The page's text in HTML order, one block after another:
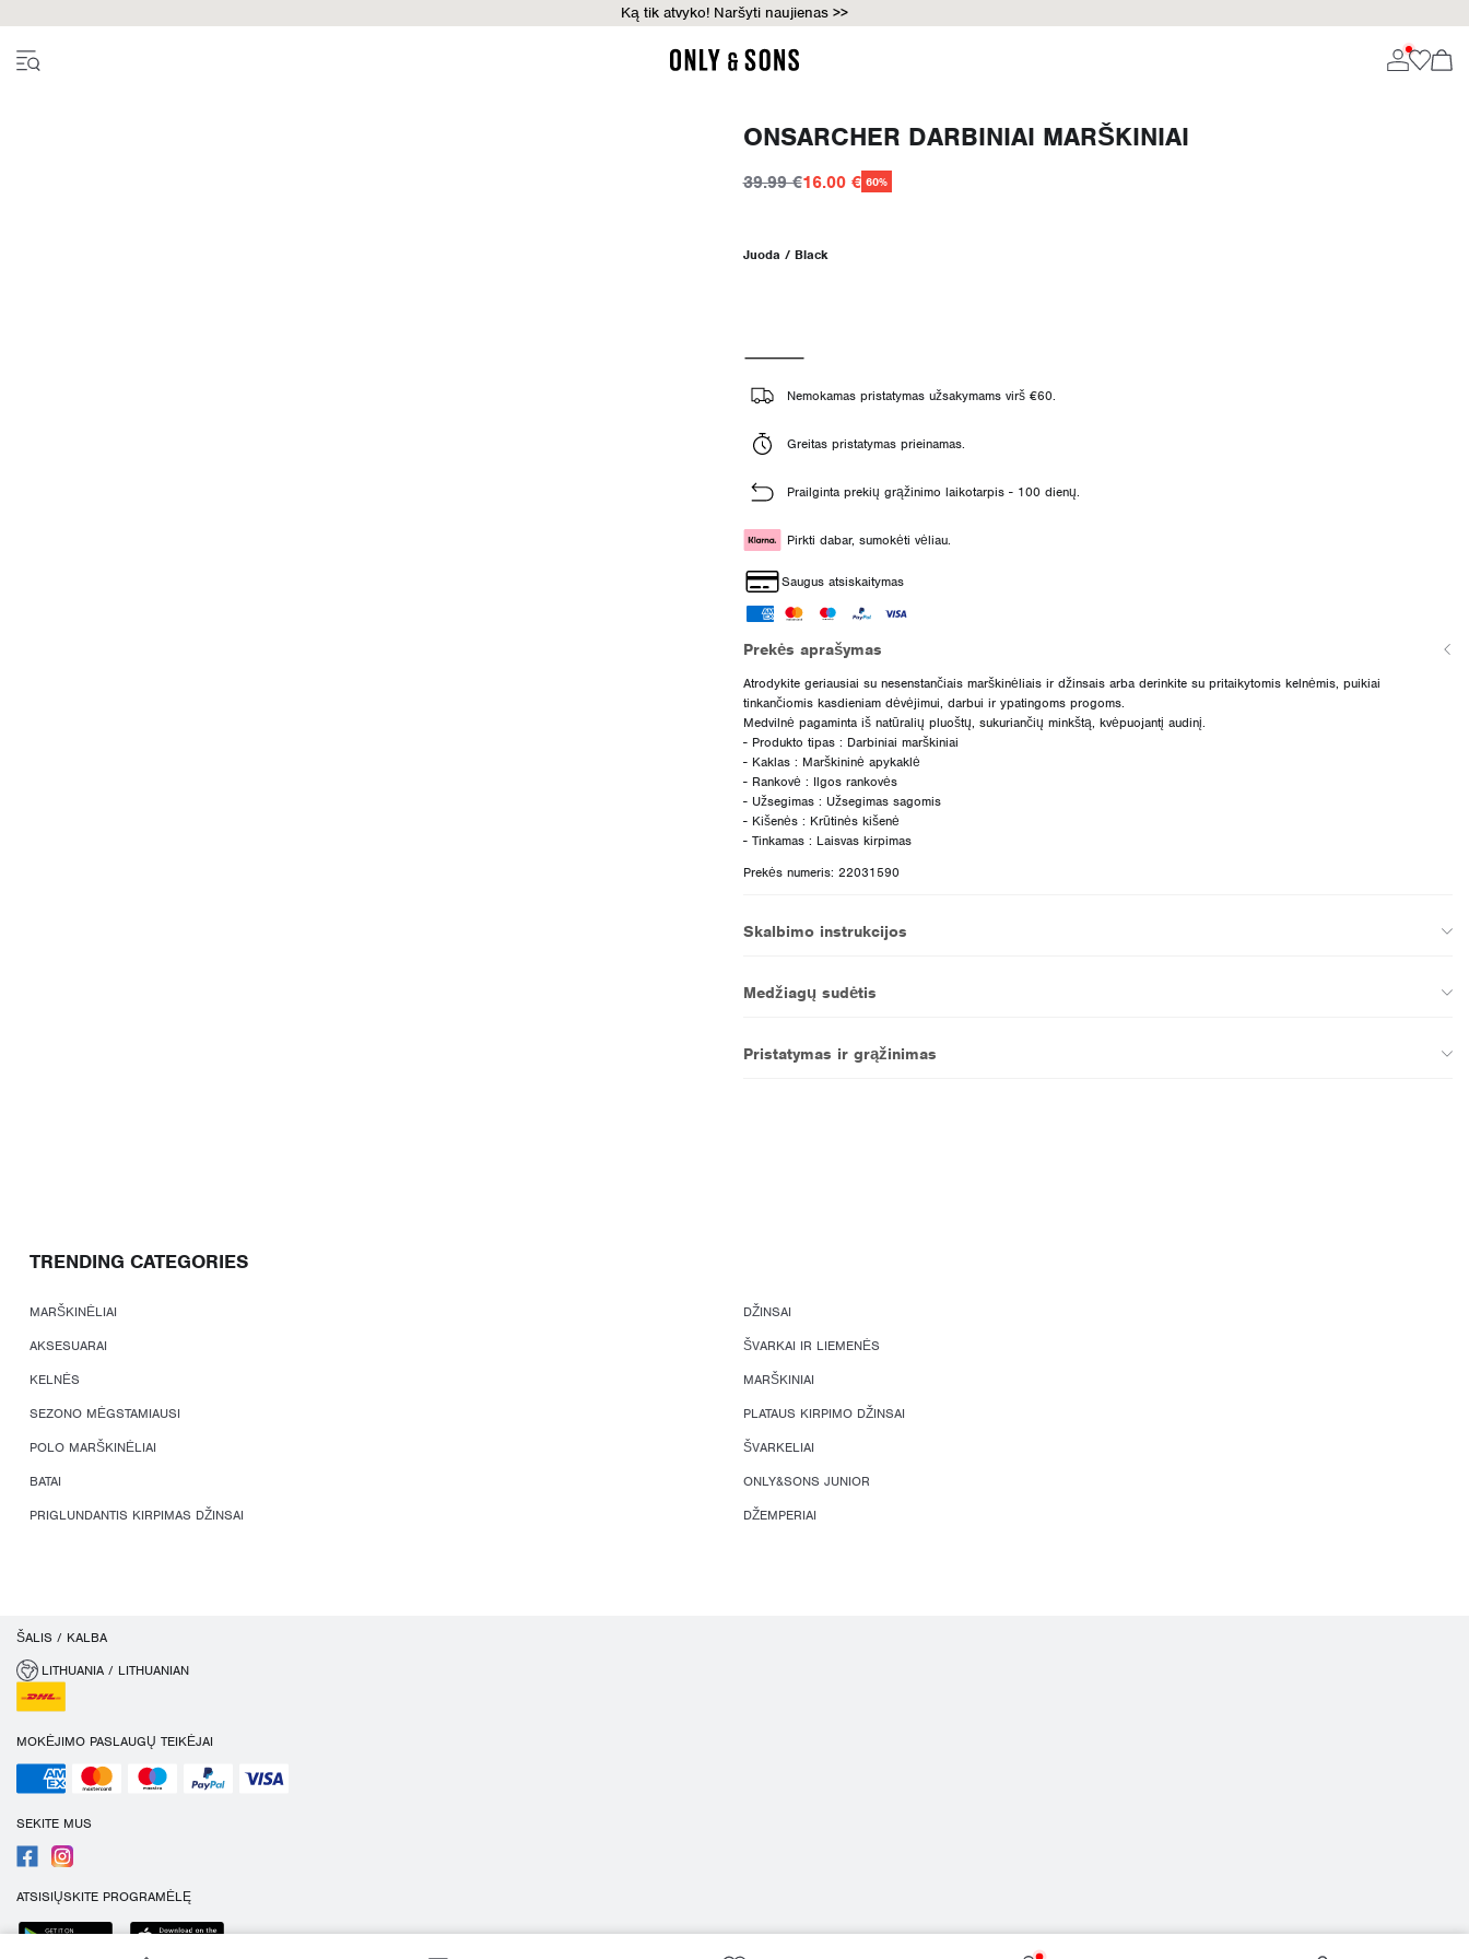
Ką tik atvyko! Naršyti naujienas >>
ONSARCHER DARBINIAI MARŠKINIAI
39.99 €16.00 € 60%
Juoda / Black
Nemokamas pristatymas užsakymams virš €60.
Greitas pristatymas prieinamas.
Prailginta prekių grąžinimo laikotarpis - 100 dienų.
Pirkti dabar, sumokėti vėliau.
Saugus atsiskaitymas
Prekės aprašymas
Atrodykite geriausiai su nesenstančiais marškinėliais ir džinsais arba derinkite su pritaikytomis kelnėmis, puikiai
tinkančiomis kasdieniam dėvėjimui, darbui ir ypatingoms progoms.
Medvilnė pagaminta iš natūralių pluoštų, sukuriančių minkštą, kvėpuojantį audinį.
- Produkto tipas : Darbiniai marškiniai
- Kaklas : Marškininė apykaklė
- Rankovė : Ilgos rankovės
- Užsegimas : Užsegimas sagomis
- Kišenės : Krūtinės kišenė
- Tinkamas : Laisvas kirpimas
Prekės numeris: 22031590
Skalbimo instrukcijos
Medžiagų sudėtis
Pristatymas ir grąžinimas
TRENDING CATEGORIES
MARŠKINĖLIAI
DŽINSAI
AKSESUARAI
ŠVARKAI IR LIEMENĖS
KELNĖS
MARŠKINIAI
SEZONO MĖGSTAMIAUSI
PLATAUS KIRPIMO DŽINSAI
POLO MARŠKINĖLIAI
ŠVARKELIAI
BATAI
ONLY&SONS JUNIOR
PRIGLUNDANTIS KIRPIMAS DŽINSAI
DŽEMPERIAI
ŠALIS / KALBA
LITHUANIA / LITHUANIAN
MOKĖJIMO PASLAUGŲ TEIKĖJAI
SEKITE MUS
ATSISIŲSKITE PROGRAMĖLĘ